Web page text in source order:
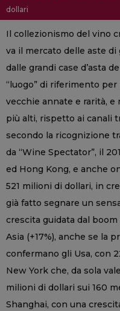
dollari
Il collezionismo del vino
va il mercato delle aste
dalle grandi case d’asta
“luogo” di riferimento
vecchie annate e rarità, e
più alti, rispetto ai canali
secondo la ricognizione
da “Wine Spectator”, il
ed Hong Kong, e anche
521 milioni di dollari, in
già fatto segnare un
crescita guidata dal boom
Asia (+17%), anche se la
confermano gli Usa, con
New York che, da sola
milioni di dollari sui 160
Shanghai, con una